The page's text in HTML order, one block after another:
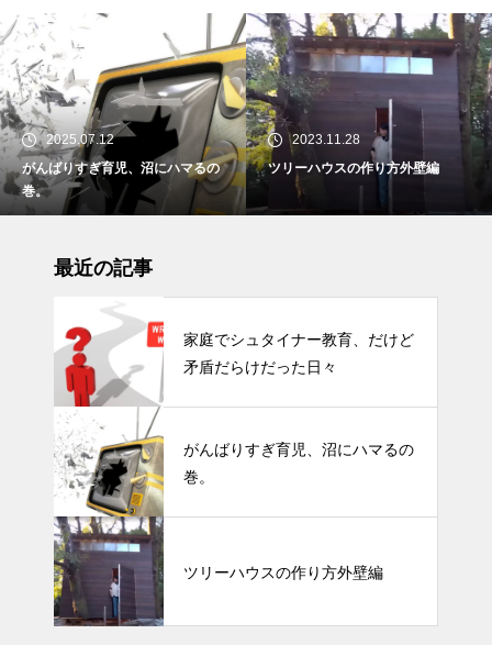
2025.07.12
がんばりすぎ育児、沼にハマるの
巻。
2023.11.28
ツリーハウスの作り方外壁編
最近の記事
家庭でシュタイナー教育、だけど
矛盾だらけだった日々
がんばりすぎ育児、沼にハマるの
巻。
ツリーハウスの作り方外壁編